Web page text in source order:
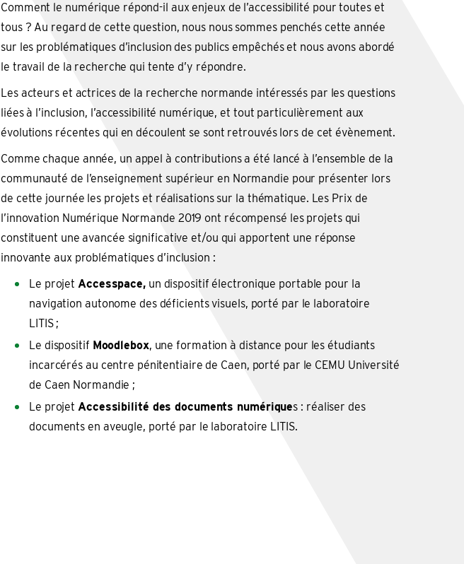
Comment le numérique répond-il aux enjeux de l’accessibilité pour toutes et
tous ? Au regard de cette question, nous nous sommes penchés cette année
sur les problématiques d’inclusion des publics empêchés et nous avons abordé
le travail de la recherche qui tente d’y répondre.
Les acteurs et actrices de la recherche normande intéressés par les questions
liées à l’inclusion, l’accessibilité numérique, et tout particulièrement aux
évolutions récentes qui en découlent se sont retrouvés lors de cet évènement.
Comme chaque année, un appel à contributions a été lancé à l’ensemble de la
communauté de l’enseignement supérieur en Normandie pour présenter lors
de cette journée les projets et réalisations sur la thématique. Les Prix de
l’innovation Numérique Normande 2019 ont récompensé les projets qui
constituent une avancée significative et/ou qui apportent une réponse
innovante aux problématiques d’inclusion :
Le projet Accesspace,un dispositif électronique portable pour la
navigation autonome des déficients visuels, porté par le laboratoire
LITIS ;
Le dispositif Moodlebox, une formation à distance pour les étudiants
incarcérés au centre pénitentiaire de Caen, porté par le CEMU Université
de Caen Normandie ;
Le projet Accessibilité des documents numériques : réaliser des
documents en aveugle, porté par le laboratoire LITIS.